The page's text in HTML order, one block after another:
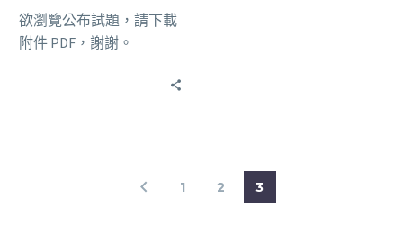
欲瀏覽公布試題，請下載
附件 PDF，謝謝。
1 2 3